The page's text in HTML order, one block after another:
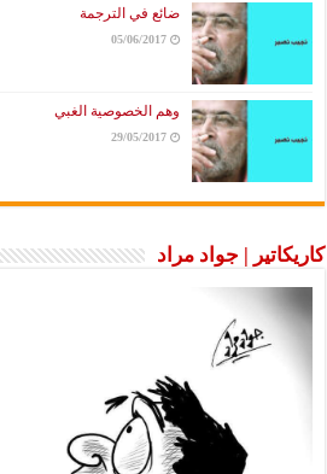
ضائع في الترجمة
05/06/2017
وهم الخصوصية الغبي
29/05/2017
كاريكاتير | جواد مراد